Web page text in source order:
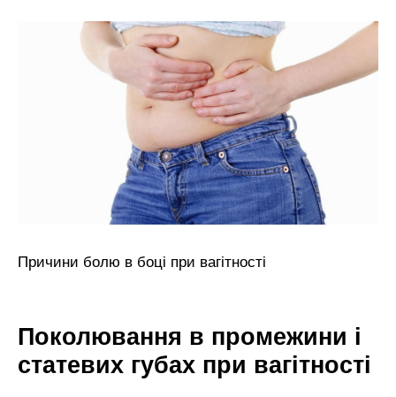
Причини болю в боці при вагітності
Поколювання в промежини і
статевих губах при вагітності